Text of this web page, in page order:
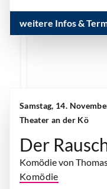
weitere Infos &
Samstag, 14.
Theater an der Kö
Der
Komödie von
Komödie